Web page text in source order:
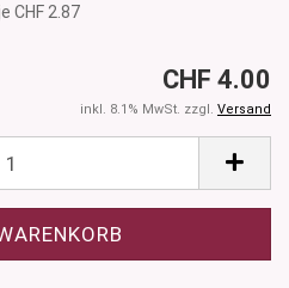
CHF 2.87
CHF 4.00
inkl. 8.1% MwSt. zzgl. Versand